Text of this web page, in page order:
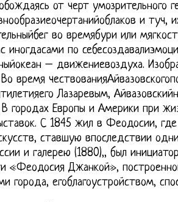
от черт умозрительного
и туч,
во времябури или
иногдасами по
– движениевоздуха.
время
Лазаревым,
городах Европы и Америки при
С 1845 жил в Феодосии,
ставшую впоследствии
и галерею (1880),, был
«Феодосия Джанкой»,
города, егоблагоустройством,